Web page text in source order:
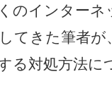
のインターネ
てきた筆者が
る対処方法に